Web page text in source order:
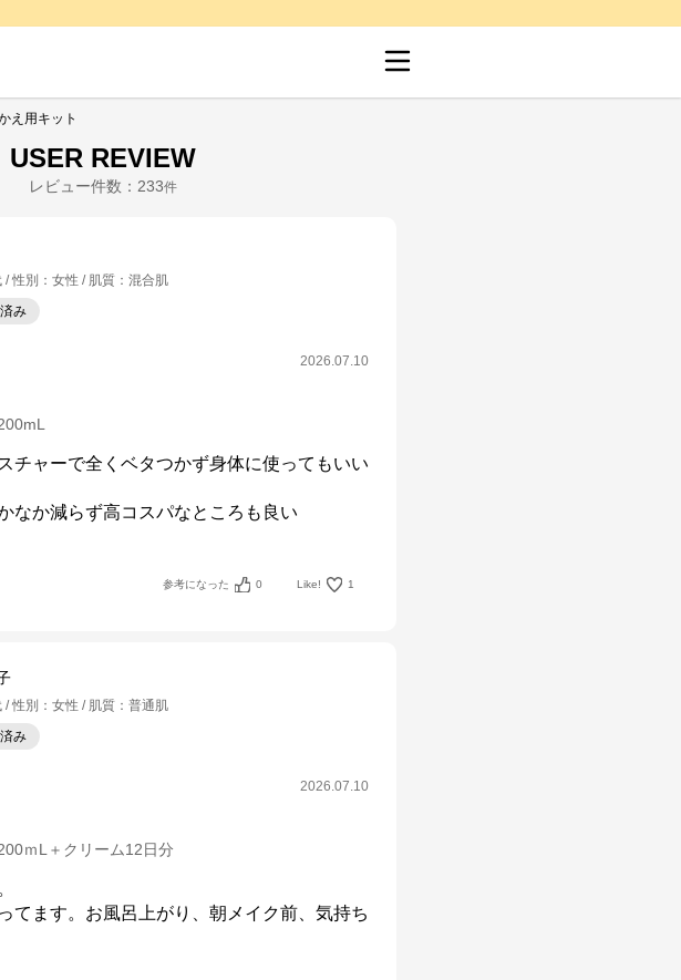
用キット
USER REVIEW
レビュー件数： 233件
性別 ： 女性 肌質 ： 混合肌
み
2026.07.10
チャーで全くベタつかず身体に使ってもいい
なか減らず高コスパなところも良い
参考になった 0 Like! 1
性別 ： 女性 肌質 ： 普通肌
み
2026.07.10
ｍL＋クリーム12日分
てます。お風呂上がり、朝メイク前、気持ち